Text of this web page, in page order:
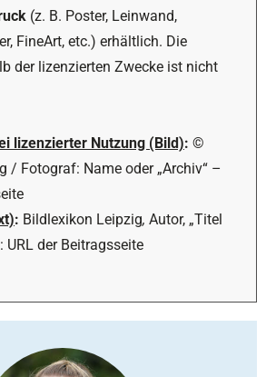
(z. B. Poster, Leinwand,
FineArt, etc.) erhältlich. Die
der lizenzierten Zwecke ist nicht
lizenzierter Nutzung (Bild): ©
/ Fotograf: Name oder „Archiv“ –
: Bildlexikon Leipzig, Autor, „Titel
URL der Beitragsseite